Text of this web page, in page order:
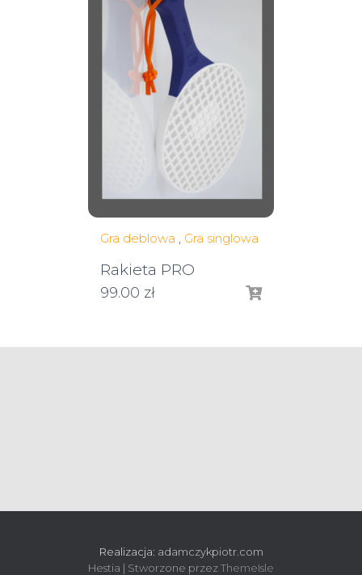
Gra deblowa Gra singlowa
Rakieta PRO
99.00 zł
Realizacja: adamczykpiotr.com
Hestia | Stworzone przezThemeIsle